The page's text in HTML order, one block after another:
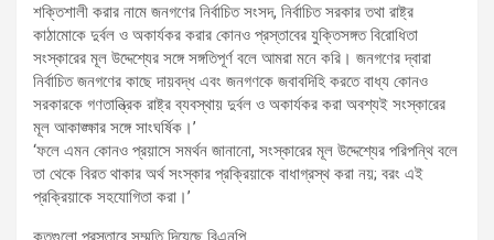
শক্তিশালী করার নামে জনগণের নির্বাচিত সংসদ, নির্বাচিত সরকার তথা রাষ্ট্র
কাঠামোকে দুর্বল ও অকার্যকর করার কোনও প্রস্তাবের যুক্তিসঙ্গত বিরোধিতা
সংস্কারের মূল উদ্দেশ্যের সঙ্গে সঙ্গতিপূর্ণ বলে আমরা মনে করি। জনগণের দ্বারা
নির্বাচিত জনগণের কাছে দায়বদ্ধ এবং জনগণকে জবাবদিহি করতে বাধ্য কোনও
সরকারকে গণতান্ত্রিক রাষ্ট্র ব্যবস্থায় দুর্বল ও অকার্যকর করা অবশ্যই সংস্কারের
মূল আকাঙ্ক্ষার সঙ্গে সাংঘর্ষিক।’
‘ফলে এমন কোনও প্রয়াসে সমর্থন জানানো, সংস্কারের মূল উদ্দেশ্যের পরিপন্থি বলে
তা থেকে বিরত থাকার অর্থ সংস্কার প্রক্রিয়াকে বাধাগ্রস্থ করা নয়; বরং এই
প্রক্রিয়াকে সহযোগিতা করা।’